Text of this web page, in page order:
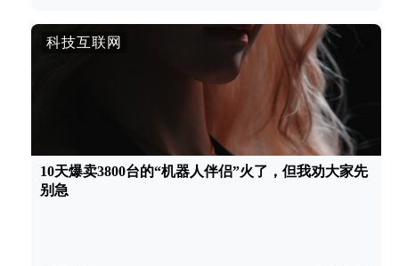
科技互联网
10天爆卖3800台的“机器人伴侣”火了，但我劝大家先
别急